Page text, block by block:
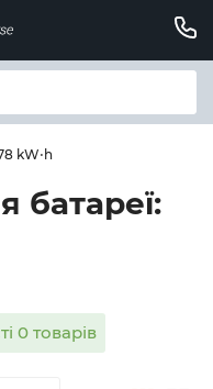
kW⋅h
батареї:
0 товарів